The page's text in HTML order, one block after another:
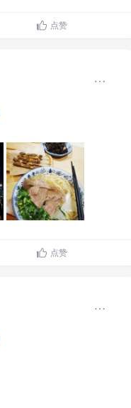
点赞
点赞